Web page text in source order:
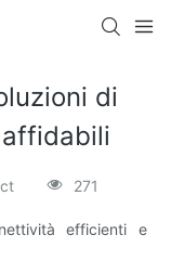
di
271
efficienti e